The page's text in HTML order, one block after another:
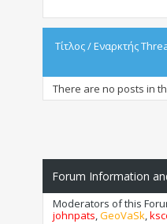
Τίτλος/Εναρκτής
There are no posts in
Forum Information
Moderators of this
johnpats,GeoVaSk,